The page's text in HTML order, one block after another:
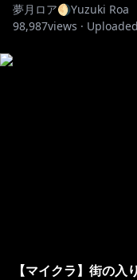
夢月ロア🌖Yuzuki Roa
98,987views · Uploaded
【マイクラ】街の